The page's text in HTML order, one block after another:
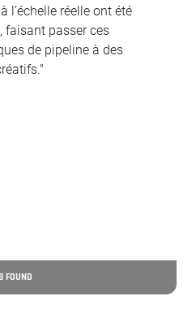
l’échelle réelle ont été
faisant passer ces
de pipeline à des
FOUND